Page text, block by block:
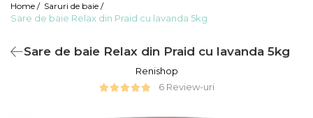
Leagane si scaune
Prim ajutor
Ingrijirea unghiilor
Home / Saruri de baie /
Sare de baie Relax din Praid cu lavanda 5kg
Sare de baie Relax din Praid cu lavanda 5kg
Renishop
6 Review-uri